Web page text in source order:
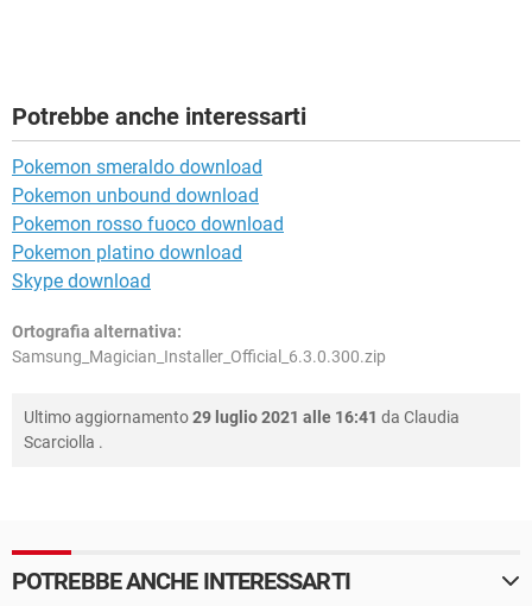
Potrebbe anche interessarti
Pokemon smeraldo download
Pokemon unbound download
Pokemon rosso fuoco download
Pokemon platino download
Skype download
Ortografia alternativa:
Samsung_Magician_Installer_Official_6.3.0.300.zip
Ultimo aggiornamento29 luglio 2021 alle 16:41 da Claudia
Scarciolla .
POTREBBE ANCHE INTERESSARTI